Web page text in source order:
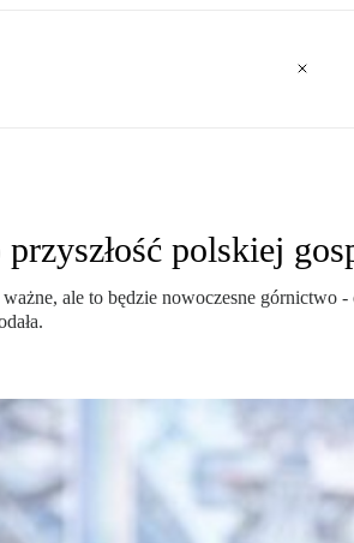
polskiej
ale to będzie nowoczesne